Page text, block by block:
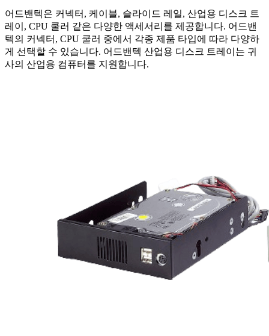
어드밴텍은 커넥터, 케이블, 슬라이드 레일, 산업용 디스크 트
레이, CPU 쿨러 같은 다양한 액세서리를 제공합니다. 어드밴
텍의 커넥터, CPU 쿨러 중에서 각종 제품 타입에 따라 다양하
게 선택할 수 있습니다. 어드밴텍 산업용 디스크 트레이는 귀
사의 산업용 컴퓨터를 지원합니다.